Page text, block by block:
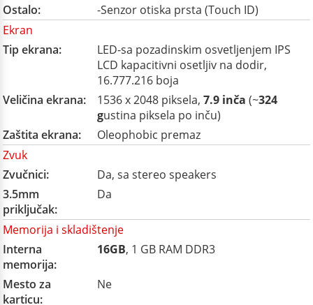
Ostalo:
-Senzor otiska prsta (Touch ID)
Ekran
Tip ekrana:
LED-sa pozadinskim osvetljenjem IPS
LCD kapacitivni osetljiv na dodir,
16.777.216 boja
Veličina ekrana:
1536 x 2048 piksela, 7.9 inča (~324
gustina piksela po inču)
Zaštita ekrana:
Oleophobic premaz
Zvuk
Zvučnici:
Da, sa stereo speakers
3.5mm
priključak:
Da
Memorija i skladištenje
Interna
memorija:
16GB, 1 GB RAM DDR3
Mesto za
karticu:
Ne